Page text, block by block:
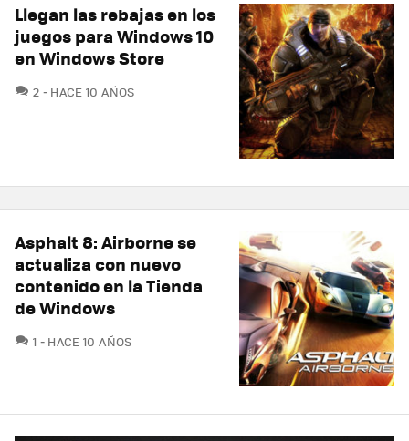
Llegan las rebajas en los
juegos para Windows 10
en Windows Store
2 COMENTARIOS
HACE 10 AÑOS
Asphalt 8: Airborne se
actualiza con nuevo
contenido en la Tienda
de Windows
1 COMENTARIOS
HACE 10 AÑOS